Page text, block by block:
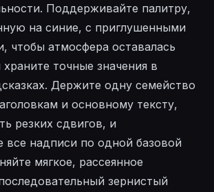
Поддерживайте палитру,
на синие, с приглушенными
чтобы атмосфера оставалась
точные значения в
Держите одну семейство
и основному тексту,
резких сдвигов, и
все надписи по одной базовой
мягкое, рассеянное
зернистый